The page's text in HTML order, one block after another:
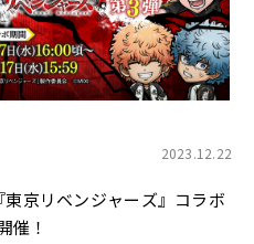
2023.12.22
京リベンジャーズ』コラボ
催！